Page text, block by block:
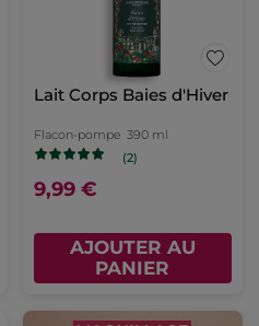
Lait Corps Baies d'Hiver
Flacon-pompe 390 ml
(2)
9,99 €
AJOUTER AU
PANIER